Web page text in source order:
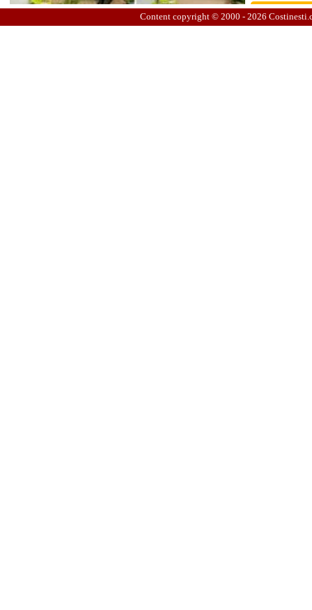
Content copyright © 2000 - 2026